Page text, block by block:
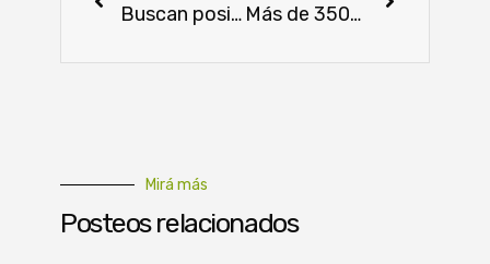
Buscan posicionar al país como destino turístico y de inversiones extranjeras Más de 3500 niños festejaron su día a todo color y diversión
Mirá más
Posteos relacionados